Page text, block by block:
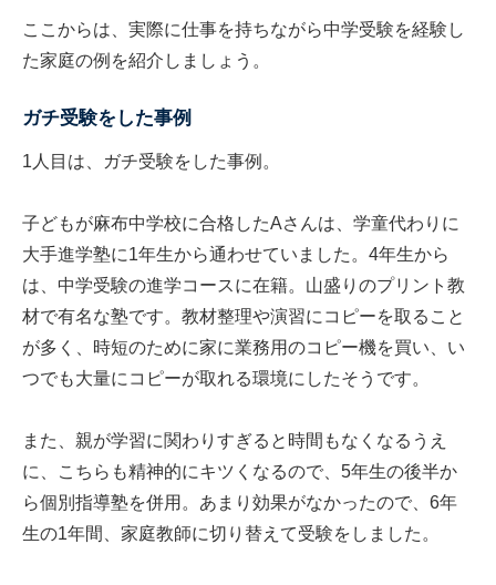
ここからは、実際に仕事を持ちながら中学受験を経験し
た家庭の例を紹介しましょう。
ガチ受験をした事例
1人目は、ガチ受験をした事例。
子どもが麻布中学校に合格したAさんは、学童代わりに
大手進学塾に1年生から通わせていました。4年生から
は、中学受験の進学コースに在籍。山盛りのプリント教
材で有名な塾です。教材整理や演習にコピーを取ること
が多く、時短のために家に業務用のコピー機を買い、い
つでも大量にコピーが取れる環境にしたそうです。
また、親が学習に関わりすぎると時間もなくなるうえ
に、こちらも精神的にキツくなるので、5年生の後半か
ら個別指導塾を併用。あまり効果がなかったので、6年
生の1年間、家庭教師に切り替えて受験をしました。